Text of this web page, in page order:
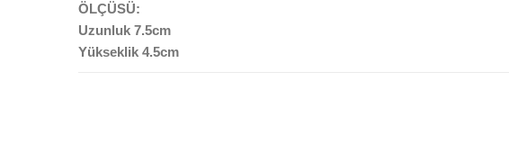
ÖLÇÜSÜ:
Uzunluk 7.5cm
Yükseklik 4.5cm